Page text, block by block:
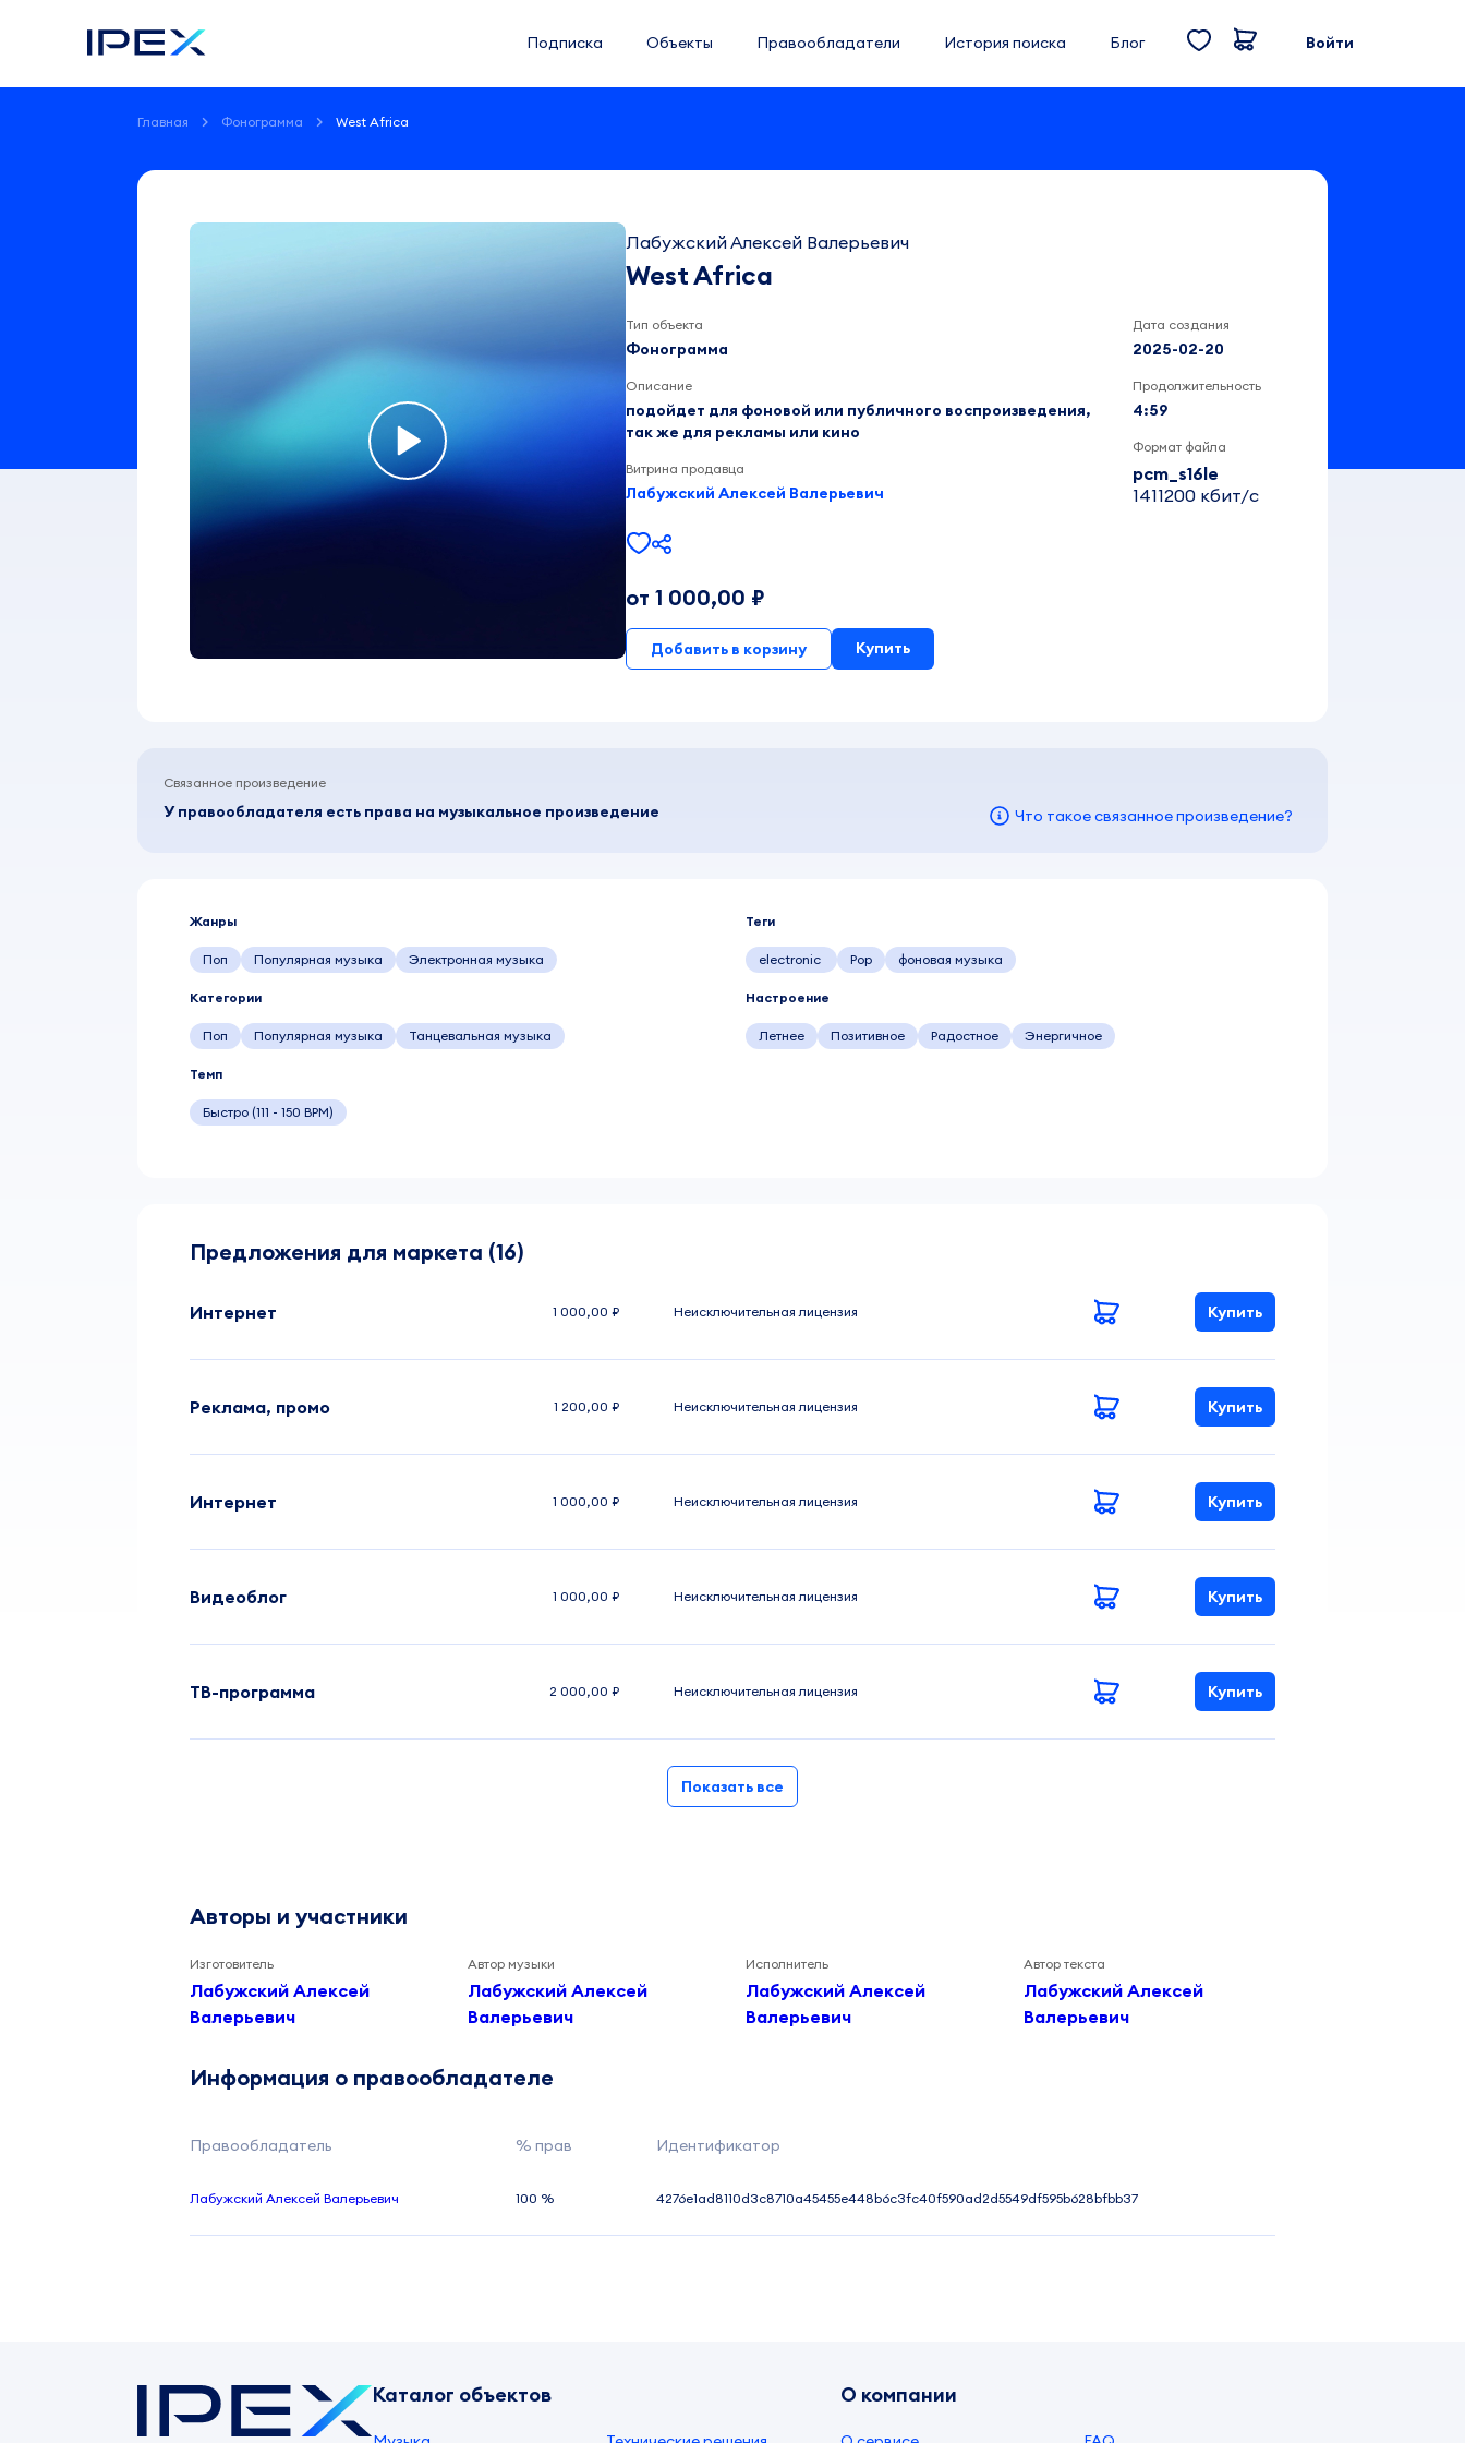
Подписка Объекты Правообладатели История поиска Блог Войти
Главная Фонограмма West Africa
Africa
Лабужский Алексей Валерьевич
West Africa
Тип объекта
Фонограмма
Описание
подойдет для фоновой или публичного воспроизведения,
так же для рекламы или кино
Витрина продавца
Лабужский Алексей Валерьевич
Дата создания
2025-02-20
Продолжительность
4:59
Формат файла
pcm_s16le
1411200 кбит/c
от 1 000,00 ₽
Добавить в корзину Купить
Связанное произведение
У правообладателя есть права на музыкальное произведение Что такое связанное произведение?
Жанры
Поп Популярная музыка Электронная музыка
Теги
electronic Pop фоновая музыка
Категории
Поп Популярная музыка Танцевальная музыка
Настроение
Летнее Позитивное Радостное Энергичное
Темп
Быстро (111 - 150 BPM)
Предложения для маркета (16)
Интернет 1 000,00 ₽ Неисключительная лицензия Купить
Реклама, промо 1 200,00 ₽ Неисключительная лицензия Купить
Интернет 1 000,00 ₽ Неисключительная лицензия Купить
Видеоблог 1 000,00 ₽ Неисключительная лицензия Купить
ТВ-программа 2 000,00 ₽ Неисключительная лицензия Купить
Показать все
Авторы и участники
Изготовитель
Лабужский Алексей
Валерьевич
Автор музыки
Лабужский Алексей
Валерьевич
Исполнитель
Лабужский Алексей
Валерьевич
Автор текста
Лабужский Алексей
Валерьевич
Информация о правообладателе
Правообладатель % прав Идентификатор
Лабужский Алексей Валерьевич 100 % 4276e1ad8110d3c8710a45455e448b6c3fc40f590ad2d5549df595b628bfbb37
Каталог объектов О компании